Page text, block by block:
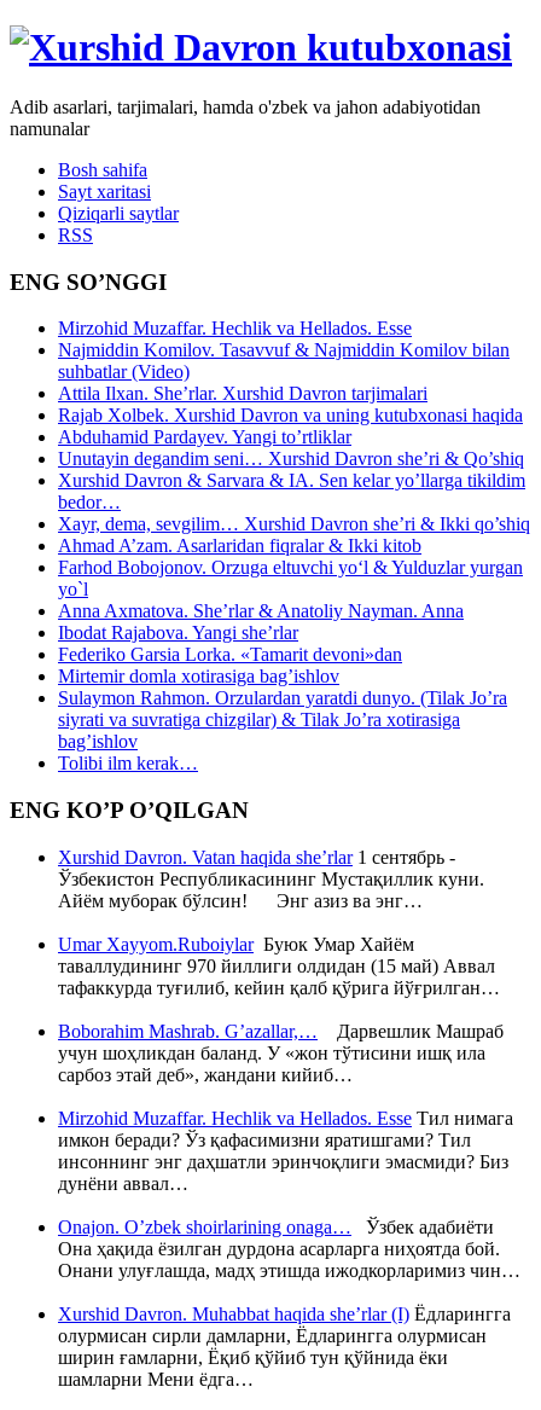
Adib asarlari, tarjimalari, hamda o'zbek va jahon adabiyotidan
namunalar
Bosh sahifa
Sayt xaritasi
Qiziqarli saytlar
RSS
ENG SO’NGGI
Mirzohid Muzaffar. Hechlik va Hellados. Esse
Najmiddin Komilov. Tasavvuf & Najmiddin Komilov bilan
suhbatlar (Video)
Attila Ilxan. She’rlar. Xurshid Davron tarjimalari
Rajab Xolbek. Xurshid Davron va uning kutubxonasi haqida
Abduhamid Pardayev. Yangi to’rtliklar
Unutayin degandim seni… Xurshid Davron she’ri & Qo’shiq
Xurshid Davron & Sarvara & IA. Sen kelar yo’llarga tikildim
bedor…
Xayr, dema, sevgilim… Xurshid Davron she’ri & Ikki qo’shiq
Ahmad A’zam. Asarlaridan fiqralar & Ikki kitob
Farhod Bobojonov. Orzuga eltuvchi yo‘l & Yulduzlar yurgan
yo`l
Anna Axmatova. She’rlar & Anatoliy Nayman. Anna
Ibodat Rajabova. Yangi she’rlar
Federiko Garsia Lorka. «Tamarit devoni»dan
Mirtemir domla xotirasiga bag’ishlov
Sulaymon Rahmon. Orzulardan yaratdi dunyo. (Tilak Jo’ra
siyrati va suvratiga chizgilar) & Tilak Jo’ra xotirasiga
bag’ishlov
Tolibi ilm kerak…
ENG KO’P O’QILGAN
Xurshid Davron. Vatan haqida she’rlar1 сентябрь -
Ўзбекистон Республикасининг Мустақиллик куни.
Айём муборак бўлсин! Энг азиз ва энг…
Umar Xayyom.RuboiylarБуюк Умар Хайём
таваллудининг 970 йиллиги олдидан (15 май) Аввал
тафаккурда туғилиб, кейин қалб қўрига йўғрилган…
Boborahim Mashrab. G’azallar,… Дарвешлик Машраб
учун шоҳликдан баланд. У «жон тўтисини ишқ ила
сарбоз этай деб», жандани кийиб…
Mirzohid Muzaffar. Hechlik va Hellados. Esse Тил нимага
имкон беради? Ўз қафасимизни яратишгами? Тил
инсоннинг энг даҳшатли эринчоқлиги эмасмиди? Биз
дунёни аввал…
Onajon. O’zbek shoirlarining onaga… Ўзбек адабиёти
Она ҳақида ёзилган дурдона асарларга ниҳоятда бой.
Онани улуғлашда, мадҳ этишда ижодкорларимиз чин…
Xurshid Davron. Muhabbat haqida she’rlar (I) Ёдларингга
олурмисан сирли дамларни, Ёдларингга олурмисан
ширин ғамларни, Ёқиб қўйиб тун қўйнида ёки
шамларни Мени ёдга…